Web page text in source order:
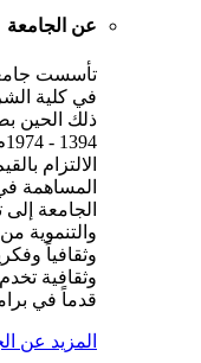
عن الجامعة
تأسست
ذلك الحين
الالتزام
المساهمة
الجامعة
والتنموية
وثقافياً
وثقافية
قدماً في
المزيد عن